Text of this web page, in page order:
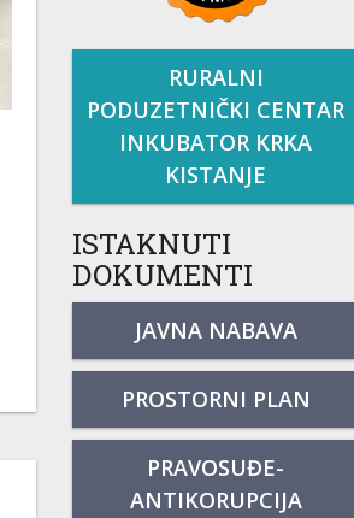
RURALNI
PODUZETNIČKI CENTAR
INKUBATOR KRKA
KISTANJE
ISTAKNUTI
DOKUMENTI
JAVNA NABAVA
PROSTORNI PLAN
PRAVOSUĐE-
ANTIKORUPCIJA